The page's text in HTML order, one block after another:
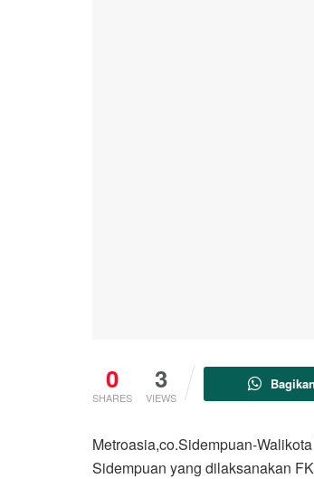
0
SHARES
3
VIEWS
Metroasia,co.Sidempuan-
Sidempuan yang dilaksanakan